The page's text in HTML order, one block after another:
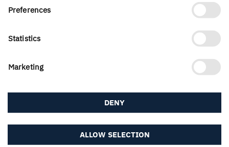
Preferences
Statistics
Marketing
ALLOW SELECTION
DENY
Holmens verksamhet utgår från skogens kretslopp och de
förnybara produkter vi kan skapa av det. Våra
affärsområden är Skog, Trävaror, Kartong och Papper
för aktieägare, kunder och samhälle. Vår omsättning